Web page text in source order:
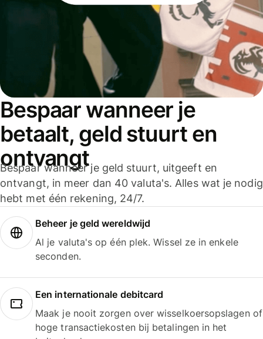
Bespaar wanneer je
betaalt, geld stuurt en
ontvangt
Bespaar wanneer je geld stuurt, uitgeeft en
ontvangt, in meer dan 40 valuta's. Alles wat je nodig
hebt met één rekening, 24/7.
Beheer je geld wereldwijd
Al je valuta's op één plek. Wissel ze in enkele
seconden.
Een internationale debitcard
Maak je nooit zorgen over wisselkoersopslagen of
hoge transactiekosten bij betalingen in het